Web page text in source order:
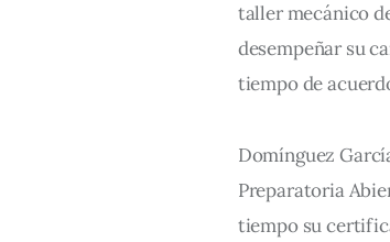
taller mecánico
desempeñar su
tiempo de
Domínguez
Preparatoria
tiempo su